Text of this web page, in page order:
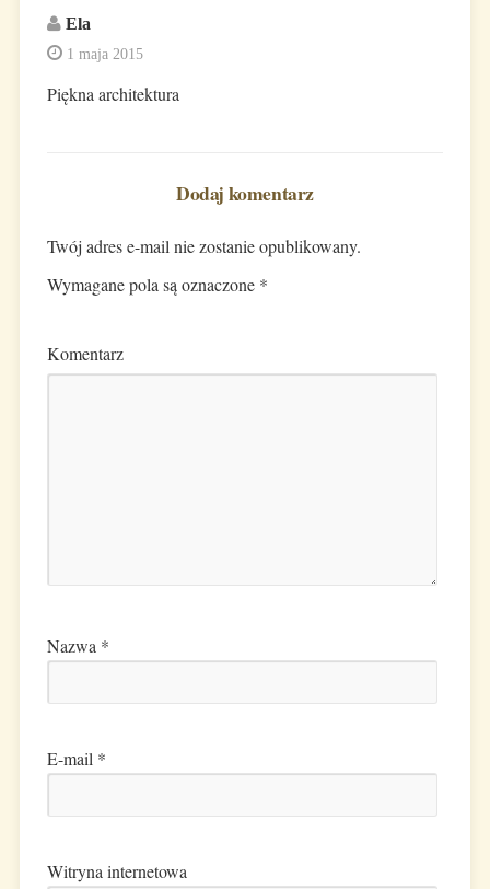
Ela
1 maja 2015
Piękna architektura
Dodaj komentarz
Twój adres e-mail nie zostanie opublikowany.
Wymagane pola są oznaczone *
Komentarz
Nazwa *
E-mail *
Witryna internetowa